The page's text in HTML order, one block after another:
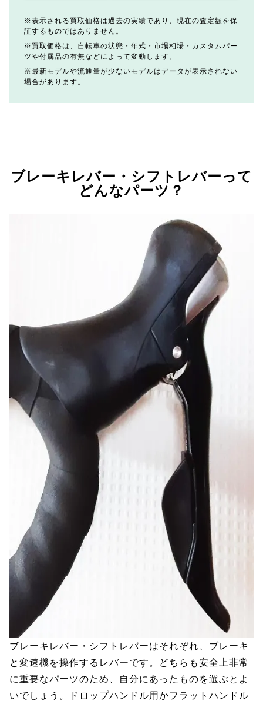
表示される買取価格は過去の実績であり、現在の査定額を保
証するものではありません。
買取価格は、自転車の状態・年式・市場相場・カスタムパー
ツや付属品の有無などによって変動します。
最新モデルや流通量が少ないモデルはデータが表示されない
場合があります。
ブレーキレバー・シフトレバーって
どんなパーツ？
ブレーキレバー・シフトレバーはそれぞれ、ブレーキ
と変速機を操作するレバーです。どちらも安全上非常
に重要なパーツのため、自分にあったものを選ぶとよ
いでしょう。ドロップハンドル用かフラットハンドル